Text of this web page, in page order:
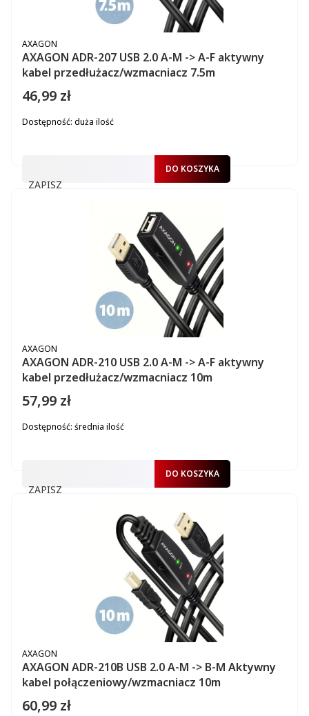
AXAGON ADR-207 USB 2.0 A-M -> A-F aktywny
kabel przedłużacz/wzmacniacz 7.5m
PRODUCENT
AXAGON
Cena
46,99 zł
Dostępność: duża ilość
ZAPISZ
DO KOSZYKA
AXAGON ADR-210 USB 2.0 A-M -> A-F aktywny
kabel przedłużacz/wzmacniacz 10m
PRODUCENT
AXAGON
Cena
57,99 zł
Dostępność: średnia ilość
ZAPISZ
DO KOSZYKA
AXAGON ADR-210B USB 2.0 A-M -> B-M Aktywny
kabel połączeniowy/wzmacniacz 10m
PRODUCENT
AXAGON
Cena
60,99 zł